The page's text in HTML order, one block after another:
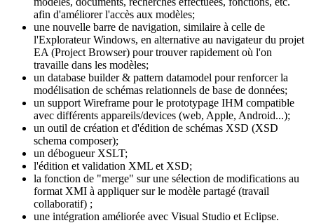
afin d'améliorer l'accès aux modèles;
une nouvelle barre de navigation, similaire à celle de
l'Explorateur Windows, en alternative au navigateur du projet
EA (Project Browser) pour trouver rapidement où l'on
travaille dans les modèles;
un database builder & pattern datamodel pour renforcer la
modélisation de schémas relationnels de base de données;
un support Wireframe pour le prototypage IHM compatible
avec différents appareils/devices (web, Apple, Android...);
un outil de création et d'édition de schémas XSD (XSD
schema composer);
un débogueur XSLT;
l'édition et validation XML et XSD;
la fonction de "merge" sur une sélection de modifications au
format XMI à appliquer sur le modèle partagé (travail
collaboratif) ;
une intégration améliorée avec Visual Studio et Eclipse.